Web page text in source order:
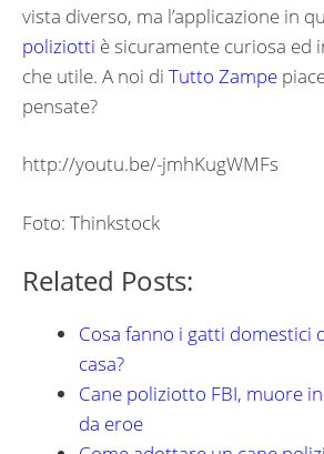
vista diverso, ma l’applicazione in
poliziotti è sicuramente curiosa ed
che utile. A noi di Tutto Zampe
pensate?
http://youtu.be/-jmhKugWMFs
Foto: Thinkstock
Related Posts:
Cosa fanno i gatti domestici
casa?
Cane poliziotto FBI, muore
da eroe